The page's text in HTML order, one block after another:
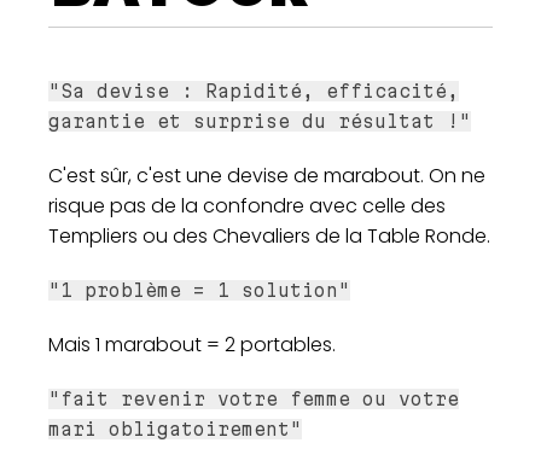
"Sa devise : Rapidité, efficacité,
garantie et surprise du résultat !"
C'est sûr, c'est une devise de marabout. On ne
risque pas de la confondre avec celle des
Templiers ou des Chevaliers de la Table Ronde.
"1 problème = 1 solution"
Mais 1 marabout = 2 portables.
"fait revenir votre femme ou votre
mari obligatoirement"